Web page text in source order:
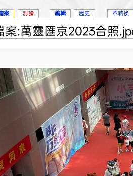
案:萬靈匯京2023合照
案 討論 編輯 歷史 不转换